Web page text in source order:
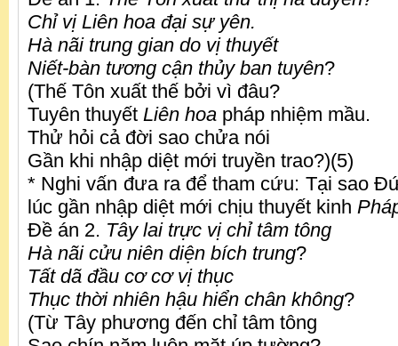
Chỉ vị Liên hoa đại sự yên.
Hà nãi trung gian do vị thuyết
Niết-bàn tương cận thủy ban tuyên?
(Thế Tôn xuất thế bởi vì đâu?
Tuyên thuyết Liên hoa pháp nhiệm mầu.
Thử hỏi cả đời sao chửa nói
Gần khi nhập diệt mới truyền trao?)(5)
* Nghi vấn đưa ra để tham cứu: Tại sao
lúc gần nhập diệt mới chịu thuyết kinh
Đề án 2. Tây lai trực vị chỉ tâm tông
Hà nãi cửu niên diện bích trung?
Tất dã đầu cơ cơ vị thục
Thục thời nhiên hậu hiển chân không?
(Từ Tây phương đến chỉ tâm tông